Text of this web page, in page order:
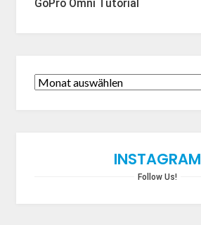
GoPro Omni Tutorial
INSTAGRAM
Follow Us!